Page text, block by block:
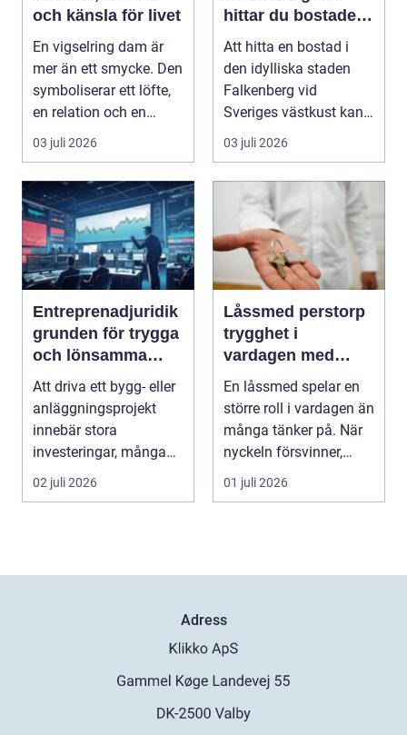
och känsla för livet
En vigselring dam är
mer än ett smycke. Den
symboliserar ett löfte,
en relation och en
gemensam fram...
03 juli 2026
hittar du bostaden
för dig
Att hitta en bostad i
den idylliska staden
Falkenberg vid
Sveriges västkust kan
vara både...
03 juli 2026
Entreprenadjuridik
grunden för trygga
och lönsamma
byggprojekt
Att driva ett bygg- eller
anläggningsprojekt
innebär stora
investeringar, många
aktörer och ofta tuf...
02 juli 2026
Låssmed perstorp
trygghet i
vardagen med
moderna lås och
säkerhet
En låssmed spelar en
större roll i vardagen än
många tänker på. När
nyckeln försvinner,
dörren kärva...
01 juli 2026
Adress